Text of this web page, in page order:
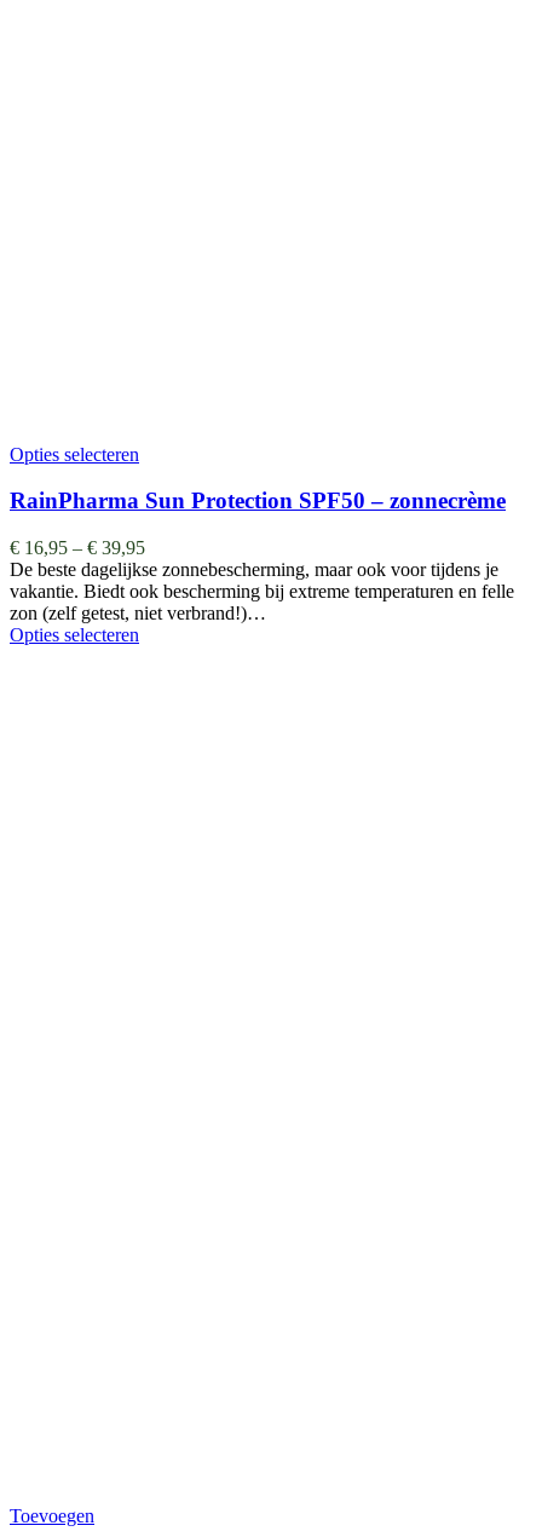
Opties selecteren
RainPharma Sun Protection SPF50 – zonnecrème
€ 16,95 – € 39,95
De beste dagelijkse zonnebescherming, maar ook voor tijdens je
vakantie. Biedt ook bescherming bij extreme temperaturen en felle
zon (zelf getest, niet verbrand!)…
Opties selecteren
Toevoegen